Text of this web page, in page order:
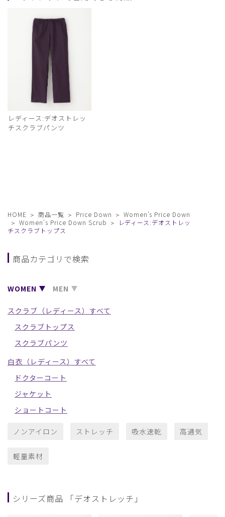
レディース:デオストレッ
チスクラブパンツ
HOME 商品一覧 Price Down
Women's Price Down
Women's Price Down Scrub
レディース:デオストレッ
チスクラブトップス
商品カテゴリで検索
WOMEN MEN
スクラブ（レディース）すべて
スクラブトップス
スクラブパンツ
白衣（レディース）すべて
ドクターコート
ジャケット
ショートコート
ノンアイロン ストレッチ 吸水速乾 高通気
軽量素材
シリーズ商品 「デオストレッチ」